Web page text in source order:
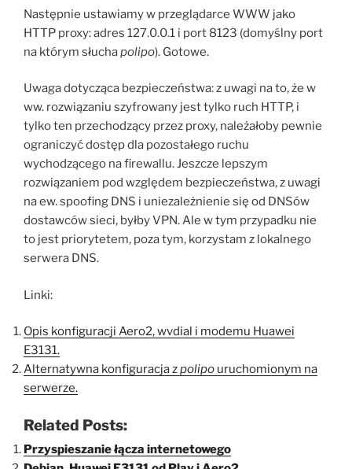
Następnie ustawiamy w przeglądarce WWW jako
HTTP proxy: adres 127.0.0.1 i port 8123 (domyślny port
na którym słuchapolipo). Gotowe.
Uwaga dotycząca bezpieczeństwa: z uwagi na to, że w
ww. rozwiązaniu szyfrowany jest tylko ruch HTTP, i
tylko ten przechodzący przez proxy, należałoby pewnie
ograniczyć dostęp dla pozostałego ruchu
wychodzącego na firewallu. Jeszcze lepszym
rozwiązaniem pod względem bezpieczeństwa, z uwagi
na ew. spoofing DNS i uniezależnienie się od DNSów
dostawców sieci, byłby VPN. Ale w tym przypadku nie
to jest priorytetem, poza tym, korzystam z lokalnego
serwera DNS.
Linki:
Opis konfiguracji Aero2, wvdial i modemu Huawei
E3131.
Alternatywna konfiguracja zpolipo uruchomionym na
serwerze.
Related Posts:
Przyspieszanie łącza internetowego